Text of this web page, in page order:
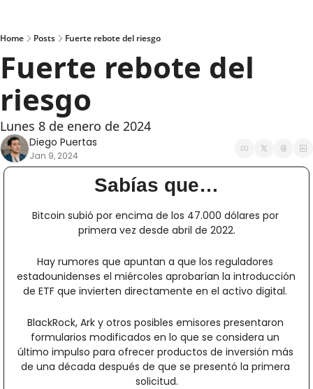
Home Posts Fuerte rebote del riesgo
Fuerte rebote del
riesgo
Lunes 8 de enero de 2024
Diego Puertas
Jan 9, 2024
Sabías que…
Bitcoin subió por encima de los 47.000 dólares por
primera vez desde abril de 2022.
Hay rumores que apuntan a que los reguladores
estadounidenses el miércoles aprobarían la introducción
de ETF que invierten directamente en el activo digital.
BlackRock, Ark y otros posibles emisores presentaron
formularios modificados en lo que se considera un
último impulso para ofrecer productos de inversión más
de una década después de que se presentó la primera
solicitud.